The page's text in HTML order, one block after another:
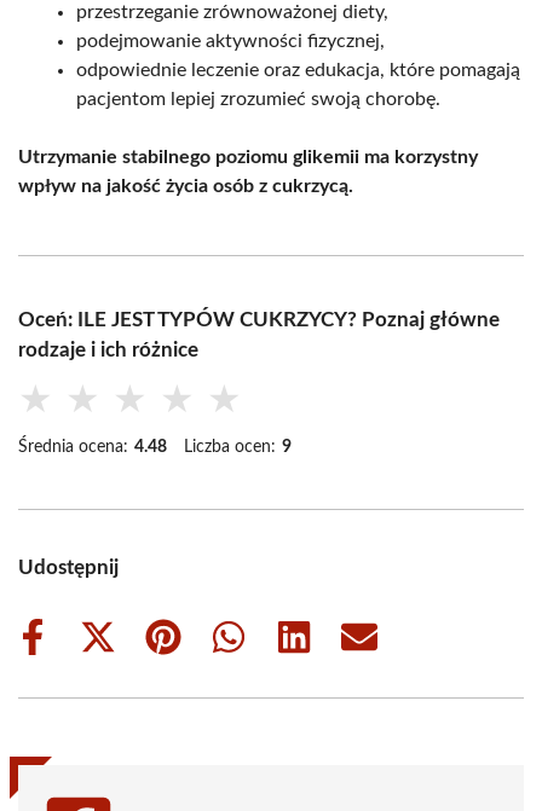
przestrzeganie zrównoważonej diety,
podejmowanie aktywności fizycznej,
odpowiednie leczenie oraz edukacja, które pomagają
pacjentom lepiej zrozumieć swoją chorobę.
Utrzymanie stabilnego poziomu glikemii ma korzystny
wpływ na jakość życia osób z cukrzycą.
Oceń: ILE JEST TYPÓW CUKRZYCY? Poznaj główne
rodzaje i ich różnice
★ ★ ★ ★ ★
Średnia ocena: 4.48 Liczba ocen: 9
Udostępnij
Share
Share
(Twitter)
Share
Share
Share
Share